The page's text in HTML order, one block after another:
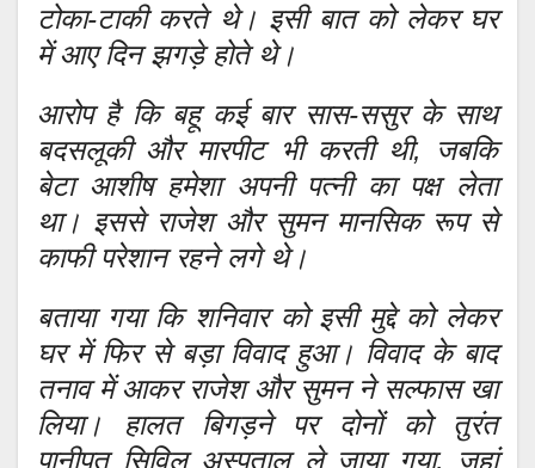
टोका-टाकी करते थे। इसी बात को लेकर घर
में आए दिन झगड़े होते थे।
आरोप है कि बहू कई बार सास-ससुर के साथ
बदसलूकी और मारपीट भी करती थी, जबकि
बेटा आशीष हमेशा अपनी पत्नी का पक्ष लेता
था। इससे राजेश और सुमन मानसिक रूप से
काफी परेशान रहने लगे थे।
बताया गया कि शनिवार को इसी मुद्दे को लेकर
घर में फिर से बड़ा विवाद हुआ। विवाद के बाद
तनाव में आकर राजेश और सुमन ने सल्फास खा
लिया। हालत बिगड़ने पर दोनों को तुरंत
पानीपत सिविल अस्पताल ले जाया गया, जहां